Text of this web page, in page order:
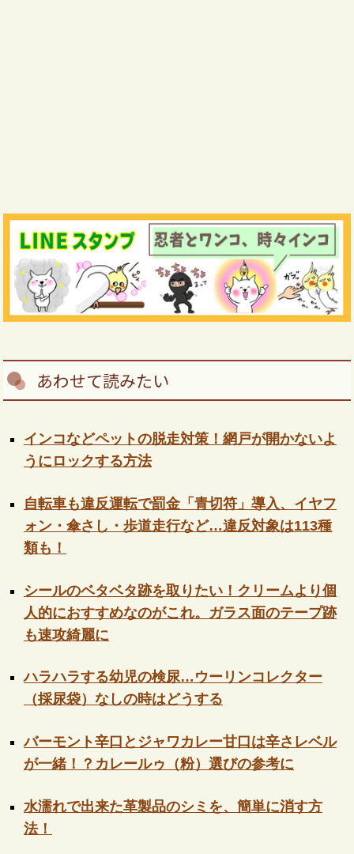
あわせて読みたい
インコなどペットの脱走対策！網戸が開かないよ
うにロックする方法
自転車も違反運転で罰金「青切符」導入、イヤフ
ォン・傘さし・歩道走行など…違反対象は113種
類も！
シールのベタベタ跡を取りたい！クリームより個
人的におすすめなのがこれ。ガラス面のテープ跡
も速攻綺麗に
ハラハラする幼児の検尿…ウーリンコレクター
（採尿袋）なしの時はどうする
バーモント辛口とジャワカレー甘口は辛さレベル
が一緒！？カレールゥ（粉）選びの参考に
水濡れで出来た革製品のシミを、簡単に消す方
法！